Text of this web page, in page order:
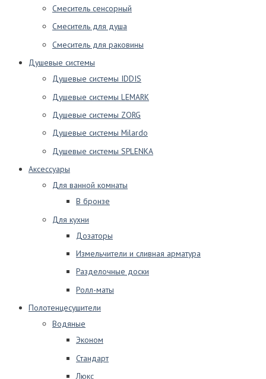
Смеситель сенсорный
Смеситель для душа
Смеситель для раковины
Душевые системы
Душевые системы IDDIS
Душевые системы LEMARK
Душевые системы ZORG
Душевые системы Milardo
Душевые системы SPLENKA
Аксессуары
Для ванной комнаты
В бронзе
Для кухни
Дозаторы
Измельчители и сливная арматура
Разделочные доски
Ролл-маты
Полотенцесушители
Водяные
Эконом
Стандарт
Люкс